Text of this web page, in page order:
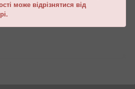
може відрізнятися від